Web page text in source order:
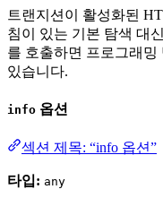
트랜지션이 활성화된
침이 있는 기본 탐색 대
를 호출하면 프로그래
있습니다.
info 옵션
섹션 제목: “info 옵션”
타입: any